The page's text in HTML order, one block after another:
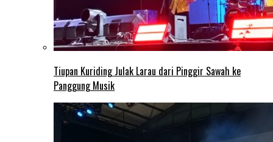
Tiupan Kuriding Julak Larau dari Pinggir Sawah ke
Panggung Musik